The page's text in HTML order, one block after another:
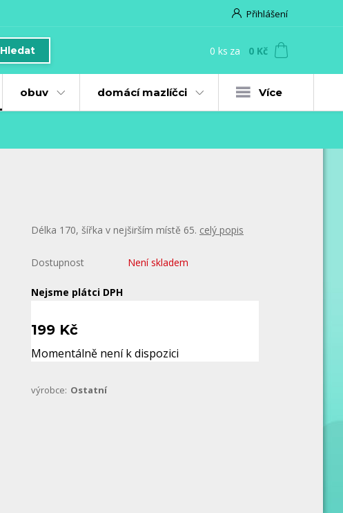
Přihlášení
Hledat 0 ks za 0 Kč
obuv domácí mazlíčci Více
Délka 170, šířka v nejširším místě 65. celý popis
Dostupnost Není skladem
Nejsme plátci DPH
199 Kč
Momentálně není k dispozici
výrobce: Ostatní